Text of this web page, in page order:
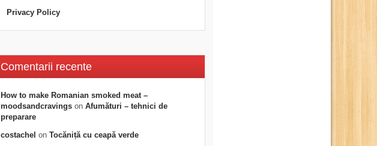
Privacy Policy
Comentarii recente
How to make Romanian smoked meat –
moodsandcravings on Afumături – tehnici de
preparare
costachel on Tocăniță cu ceapă verde